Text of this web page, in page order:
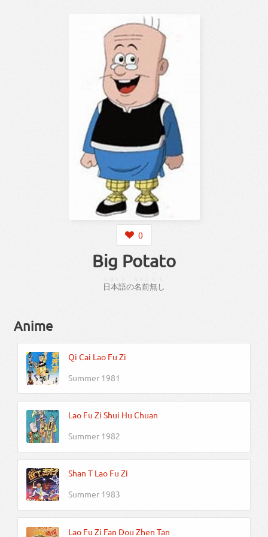
0
Big Potato
日本語の名前無し
Anime
Qi Cai Lao Fu Zi
Summer 1981
Lao Fu Zi Shui Hu Chuan
Summer 1982
Shan T Lao Fu Zi
Summer 1983
Lao Fu Zi Fan Dou Zhen Tan